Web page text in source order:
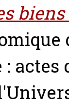
actes